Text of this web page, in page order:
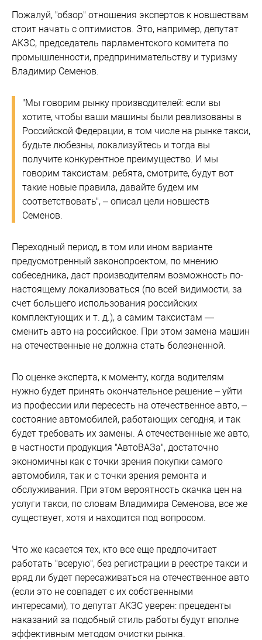
Пожалуй, "обзор" отношения экспертов к новшествам
стоит начать с оптимистов. Это, например, депутат
АКЗС, председатель парламентского комитета по
промышленности, предпринимательству и туризму
Владимир Семенов.
"Мы говорим рынку производителей: если вы
хотите, чтобы ваши машины были реализованы в
Российской Федерации, в том числе на рынке такси,
будьте любезны, локализуйтесь и тогда вы
получите конкурентное преимущество. И мы
говорим таксистам: ребята, смотрите, будут вот
такие новые правила, давайте будем им
соответствовать", – описал цели новшеств
Семенов.
Переходный период, в том или ином варианте
предусмотренный законопроектом, по мнению
собеседника, даст производителям возможность по-
настоящему локализоваться (по всей видимости, за
счет большего использования российских
комплектующих и т. д.), а самим таксистам —
сменить авто на российское. При этом замена машин
на отечественные не должна стать болезненной.
По оценке эксперта, к моменту, когда водителям
нужно будет принять окончательное решение – уйти
из профессии или пересесть на отечественное авто, –
состояние автомобилей, работающих сегодня, и так
будет требовать их замены. А отечественные же авто,
в частности продукция "АвтоВАЗа", достаточно
экономичны как с точки зрения покупки самого
автомобиля, так и с точки зрения ремонта и
обслуживания. При этом вероятность скачка цен на
услуги такси, по словам Владимира Семенова, все же
существует, хотя и находится под вопросом.
Что же касается тех, кто все еще предпочитает
работать "всерую", без регистрации в реестре такси и
вряд ли будет пересаживаться на отечественное авто
(если это не совпадет с их собственными
интересами), то депутат АКЗС уверен: прецеденты
наказаний за подобный стиль работы будут вполне
эффективным методом очистки рынка.